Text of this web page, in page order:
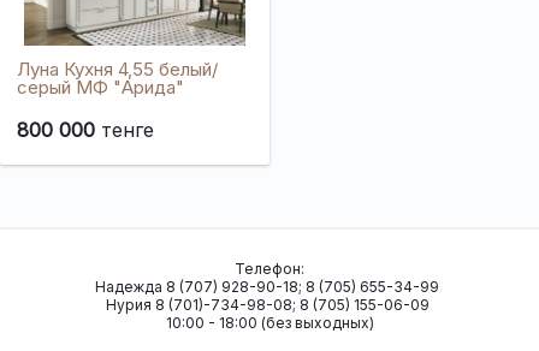
Луна Кухня 4,55 белый/
серый МФ "Арида"
800 000 тенге
Телефон:
Надежда 8 (707) 928-90-18; 8 (705) 655-34-99
Нурия 8 (701)-734-98-08; 8 (705) 155-06-09
10:00 - 18:00 (без выходных)